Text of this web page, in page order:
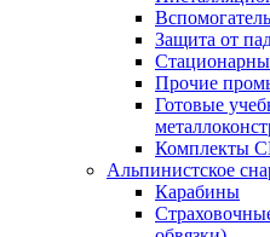
Защита от
Прочие
Готовые
Комплекты
Альпинистское
Карабины